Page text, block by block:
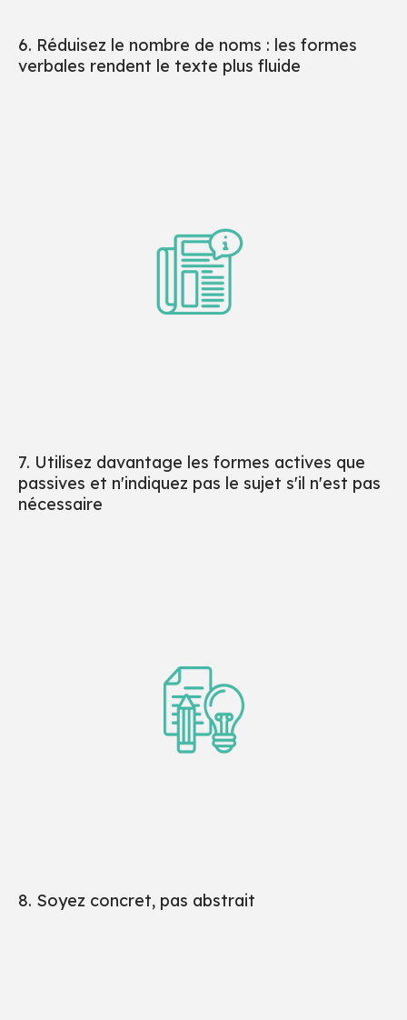
6. Réduisez le nombre de noms : les formes
verbales rendent le texte plus fluide
7. Utilisez davantage les formes actives que
passives et n'indiquez pas le sujet s'il n'est pas
nécessaire
8. Soyez concret, pas abstrait